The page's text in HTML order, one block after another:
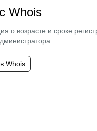
Whois
о возрасте и сроке
Whois